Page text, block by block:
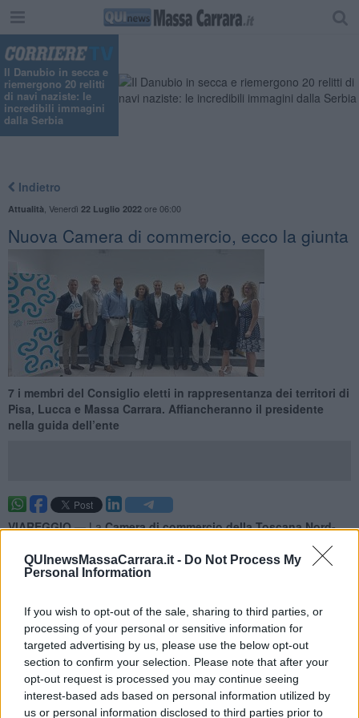
QUInewsMassaCarrara.it - Do Not Process My
Personal Information
If you wish to opt-out of the sale, sharing to third parties, or
processing of your personal or sensitive information for
targeted advertising by us, please use the below opt-out
section to confirm your selection. Please note that after your
opt-out request is processed you may continue seeing
interest-based ads based on personal information utilized by
us or personal information disclosed to third parties prior to
Il Danubio in secca e
riemergono 20 relitti
di navi naziste: le
incredibili immagini
dalla Serbia
Indietro
Attualità Venerdì 22 Luglio 2022ore 06:00
Nuova Camera di commercio, ecco la giunta
7 i membri del Consiglio eletti in rappresentanza dei territori di
Pisa, Lucca e Massa Carrara. Affiancheranno il presidente
nella guida dell’ente
VIAREGGIO —LaCamera di commercio della Toscana Nord-
ha la sua prima Giunta, organo esecutivo che gestisce le
risorse camerali e attua gli indirizzi programmatici fissati dal
Consiglio.
nella sede di via Leonida Répaci, hanno eletto i componenti della
Giunta, rappresentanti dei tre territori Lucca, Massa Carrara e Pisa,
che affiancheranno il presidenteValter Tamburininella guida
dell’ente camerale fino al 2027.